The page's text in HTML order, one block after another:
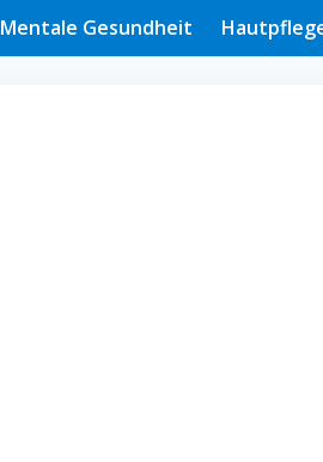
Mentale Gesundheit